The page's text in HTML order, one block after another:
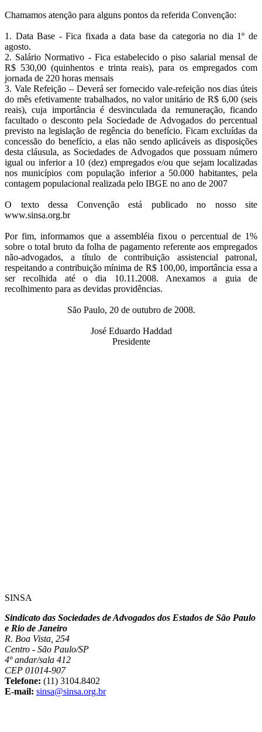
Chamamos atenção para alguns pontos da referida Convenção:
1. Data Base - Fica fixada a data base da categoria no dia 1º de
agosto.
2. Salário Normativo - Fica estabelecido o piso salarial mensal de
R$ 530,00 (quinhentos e trinta reais), para os empregados com
jornada de 220 horas mensais
3. Vale Refeição – Deverá ser fornecido vale-refeição nos dias úteis
do mês efetivamente trabalhados, no valor unitário de R$ 6,00 (seis
reais), cuja importância é desvinculada da remuneração, ficando
facultado o desconto pela Sociedade de Advogados do percentual
previsto na legislação de regência do benefício. Ficam excluídas da
concessão do benefício, a elas não sendo aplicáveis as disposições
desta cláusula, as Sociedades de Advogados que possuam número
igual ou inferior a 10 (dez) empregados e/ou que sejam localizadas
nos municípios com população inferior a 50.000 habitantes, pela
contagem populacional realizada pelo IBGE no ano de 2007
O texto dessa Convenção está publicado no nosso site
www.sinsa.org.br
Por fim, informamos que a assembléia fixou o percentual de 1%
sobre o total bruto da folha de pagamento referente aos empregados
não-advogados, a título de contribuição assistencial patronal,
respeitando a contribuição mínima de R$ 100,00, importância essa a
ser recolhida até o dia 10.11.2008. Anexamos a guia de
recolhimento para as devidas providências.
São Paulo, 20 de outubro de 2008.
José Eduardo Haddad
Presidente
SINSA
Sindicato das Sociedades de Advogados dos Estados de São Paulo
e Rio de Janeiro
R. Boa Vista, 254
Centro - São Paulo/SP
4º andar/sala 412
CEP 01014-907
Telefone: (11) 3104.8402
E-mail: sinsa@sinsa.org.br